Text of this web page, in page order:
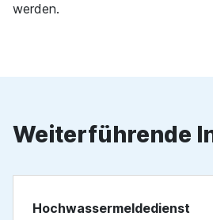
werden.
Weiterführende
Hochwassermeldedienst